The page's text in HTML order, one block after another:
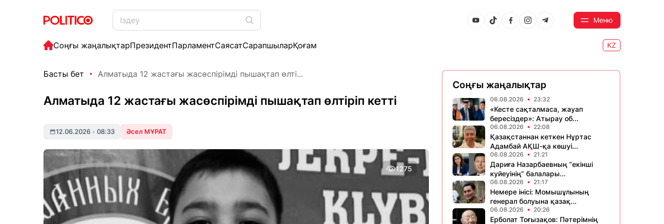
Меню
Соңғы жаңалықтарПрезидентПарламентСаясатСарапшыларҚоғам KZ
Басты бет Алматыда 12 жастағы жасөспірімді пышақтап өлті...
Алматыда 12 жастағы жасөспірімді пышақтап өлтіріп кетті
12.06.2026 • 08:33 Әсел МҰРАТ
1275
Соңғы жаңалықтар
06.08.2026 23:32
«Кесте сақталмаса, жауап
бересіздер»: Атырау об...
06.08.2026 22:08
Қазақстаннан кеткен Нұртас
Адамбай АҚШ-қа көшуі...
06.08.2026 21:21
Дариға Назарбаевның “екінші
куйеуінің” балалары...
06.08.2026 21:17
Немере інісі: Момышұлының
генерал болуына қазақ...
06.08.2026 20:26
Ерболат Тоғызақов: Пәтерімнің